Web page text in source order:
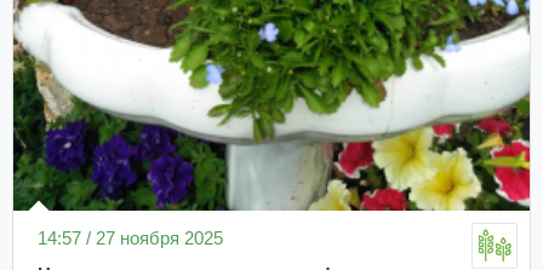
14:57 / 27 ноября 2025